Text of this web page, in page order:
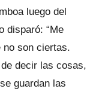
luego del
disparó: “Me
no son ciertas.
decir las cosas,
guardan las